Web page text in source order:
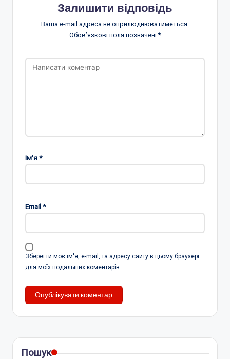
Залишити відповідь
Ваша e-mail адреса не оприлюднюватиметься.
Обов’язкові поля позначені*
Ім'я*
Email*
Зберегти моє ім'я, e-mail, та адресу сайту в цьому браузері
для моїх подальших коментарів.
Пошук